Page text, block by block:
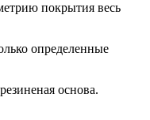
покрытия весь
определенные
основа.